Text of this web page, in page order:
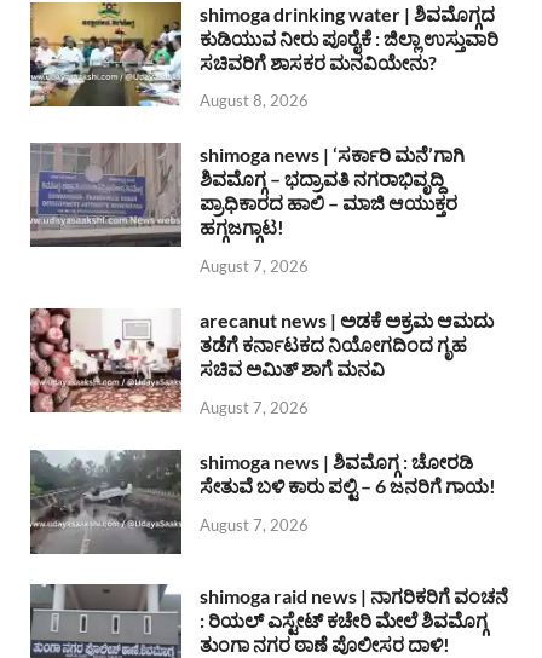
shimoga drinking water | ಶಿವಮೊಗ್ಗದ
ಕುಡಿಯುವ ನೀರು ಪೂರೈಕೆ : ಜಿಲ್ಲಾ ಉಸ್ತುವಾರಿ
ಸಚಿವರಿಗೆ ಶಾಸಕರ ಮನವಿಯೇನು?
August 8, 2026
shimoga news | ‘ಸರ್ಕಾರಿ ಮನೆ’ಗಾಗಿ
ಶಿವಮೊಗ್ಗ – ಭದ್ರಾವತಿ ನಗರಾಭಿವೃದ್ದಿ
ಪ್ರಾಧಿಕಾರದ ಹಾಲಿ – ಮಾಜಿ ಆಯುಕ್ತರ
ಹಗ್ಗಜಗ್ಗಾಟ!
August 7, 2026
arecanut news | ಅಡಕೆ ಅಕ್ರಮ ಆಮದು
ತಡೆಗೆ ಕರ್ನಾಟಕದ ನಿಯೋಗದಿಂದ ಗೃಹ
ಸಚಿವ ಅಮಿತ್ ಶಾಗೆ ಮನವಿ
August 7, 2026
shimoga news | ಶಿವಮೊಗ್ಗ : ಚೋರಡಿ
ಸೇತುವೆ ಬಳಿ ಕಾರು ಪಲ್ಟಿ – 6 ಜನರಿಗೆ ಗಾಯ!
August 7, 2026
shimoga raid news | ನಾಗರಿಕರಿಗೆ ವಂಚನೆ
: ರಿಯಲ್ ಎಸ್ಟೇಟ್ ಕಚೇರಿ ಮೇಲೆ ಶಿವಮೊಗ್ಗ
ತುಂಗಾ ನಗರ ಠಾಣೆ ಪೊಲೀಸರ ದಾಳಿ!